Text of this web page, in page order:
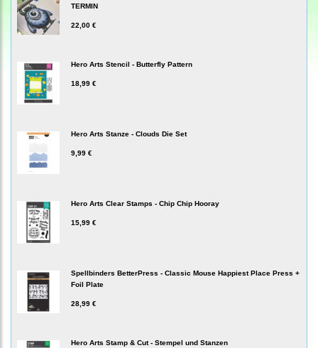
TERMIN
22,00 €
Hero Arts Stencil - Butterfly Pattern
18,99 €
Hero Arts Stanze - Clouds Die Set
9,99 €
Hero Arts Clear Stamps - Chip Chip Hooray
15,99 €
Spellbinders BetterPress - Classic Mouse Happiest Place Press +
Foil Plate
28,99 €
Hero Arts Stamp & Cut - Stempel und Stanzen